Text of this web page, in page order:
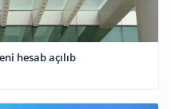
hesab açılıb